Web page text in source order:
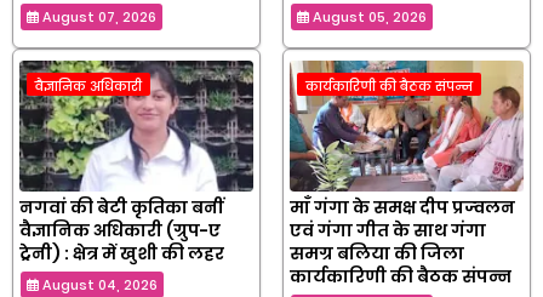
August 07, 2026 August 05, 2026
वैज्ञानिक अधिकारी
नगवां की बेटी कृतिका बनीं
वैज्ञानिक अधिकारी (ग्रुप-ए
ट्रेनी) : क्षेत्र में खुशी की लहर
August 04, 2026
कार्यकारिणी की बैठक संपन्न
माँ गंगा के समक्ष दीप प्रज्वलन
एवं गंगा गीत के साथ गंगा
समग्र बलिया की जिला
कार्यकारिणी की बैठक संपन्न